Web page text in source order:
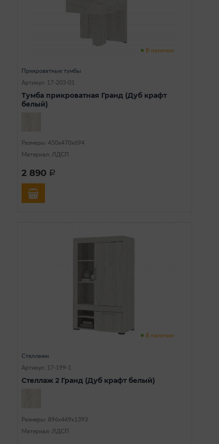
В наличии
Прикроватные тумбы
Артикул: 17-203-01
Тумба прикроватная Гранд (Дуб крафт
белый)
Размеры: 450х470х694
Материал: ЛДСП
2 890 a
В наличии
Стеллажи
Артикул: 17-199-1
Стеллаж 2 Гранд (Дуб крафт белый)
Размеры: 896х449х1393
Материал: ЛДСП